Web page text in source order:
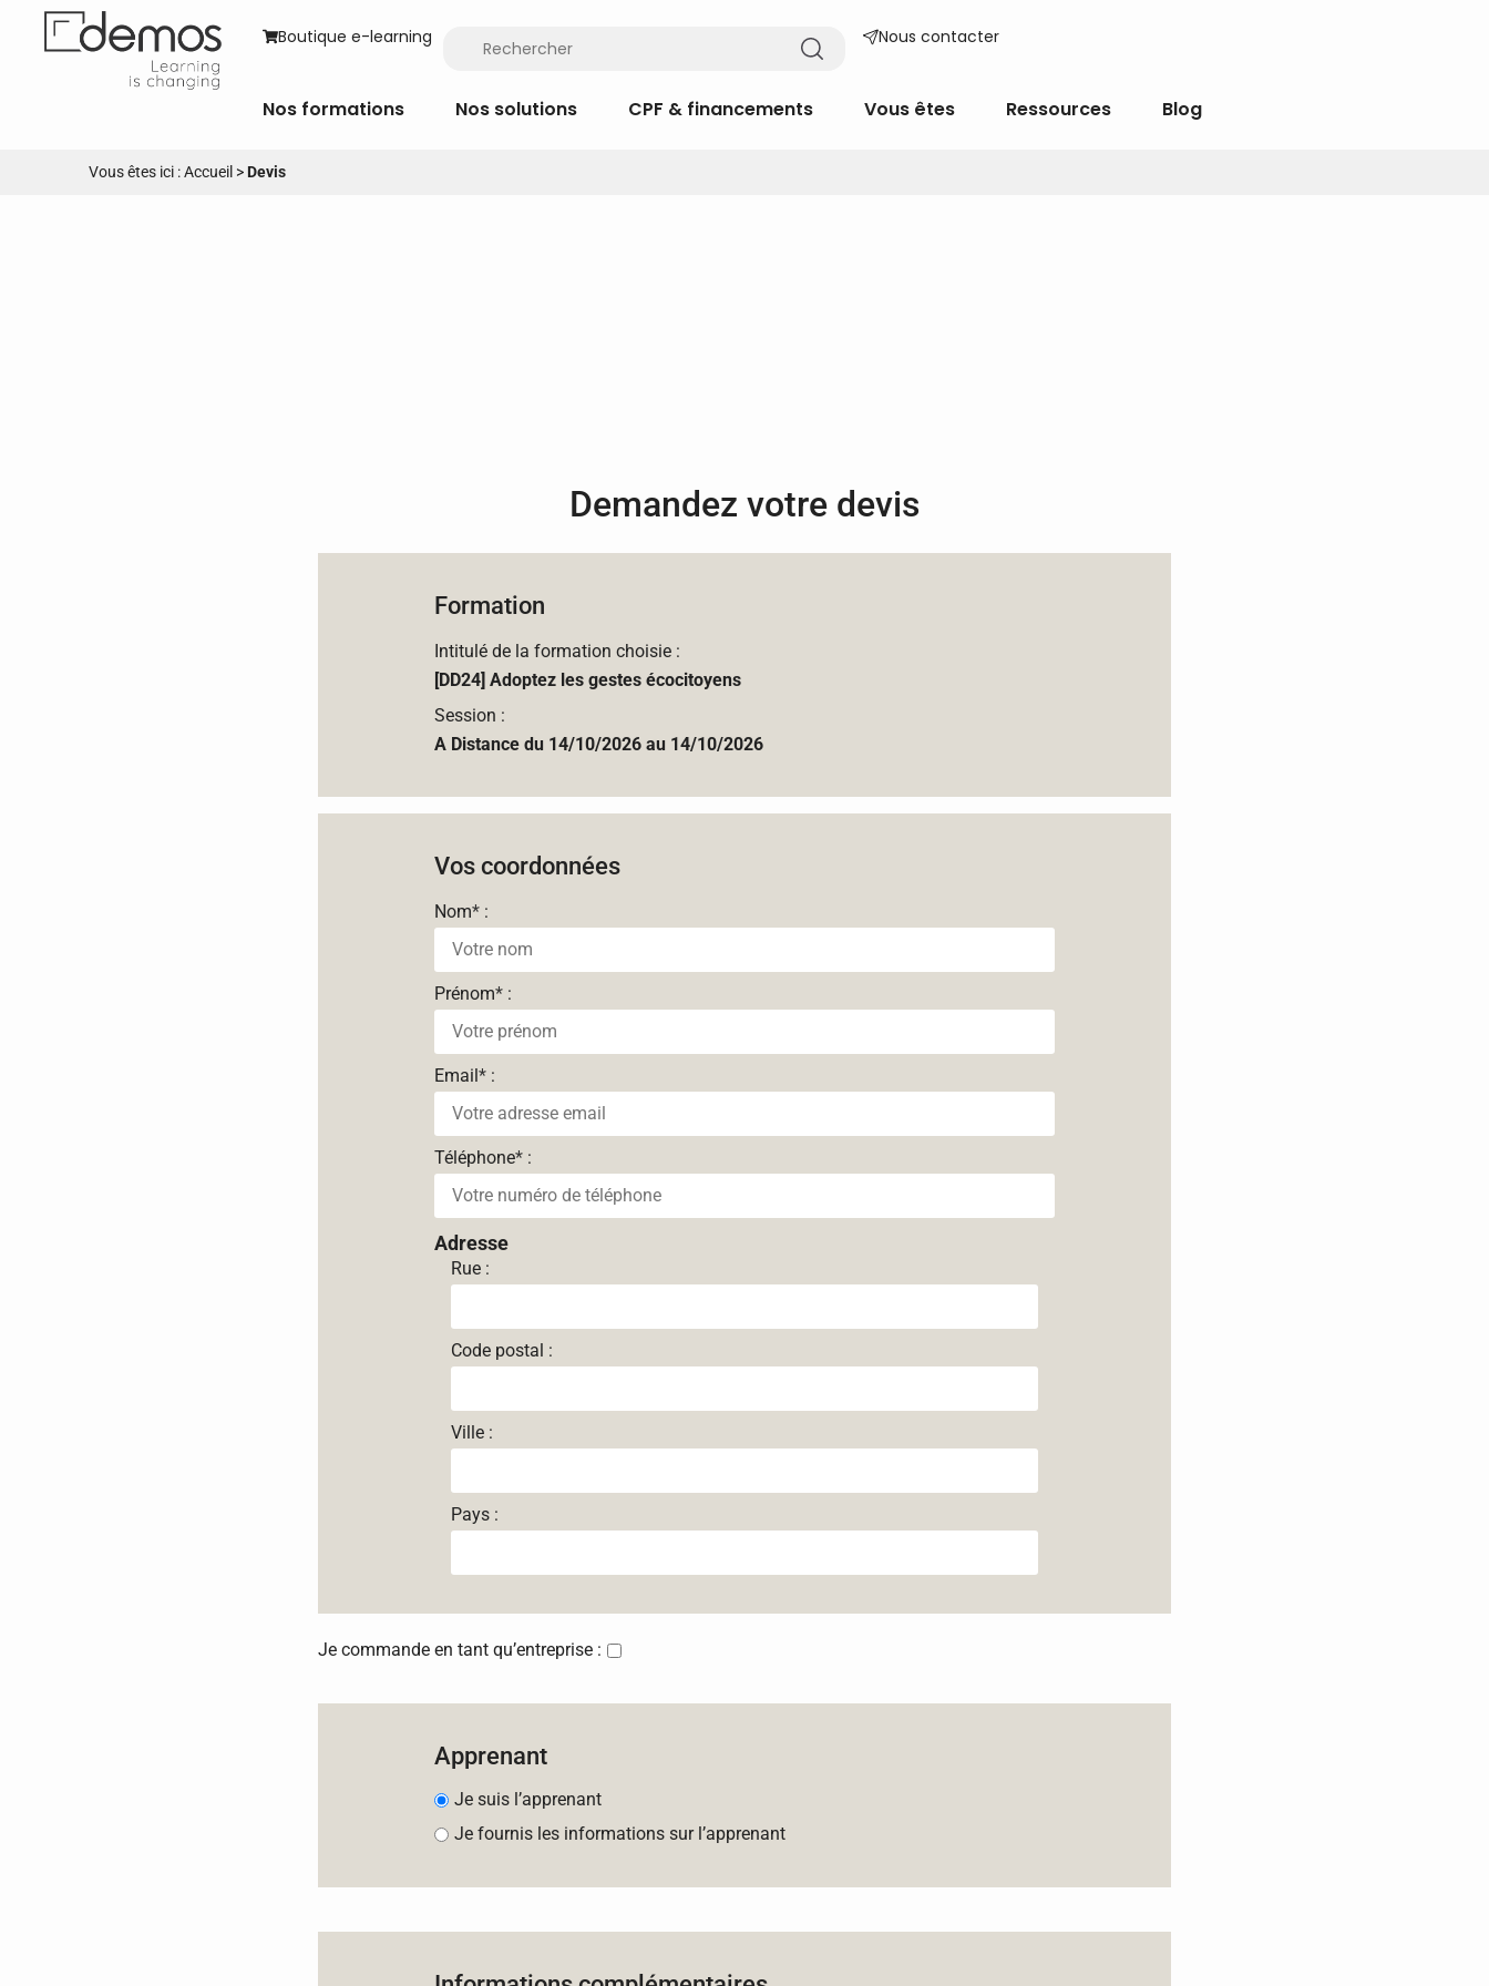
Boutique e-learning Nous contacter
Nos formations Nos solutions CPF & financements Vous êtes Ressources Blog
Vous êtes ici :Accueil >Devis
Demandez votre devis
Formation
Intitulé de la formation choisie :
[DD24] Adoptez les gestes écocitoyens
Session :
A Distance du 14/10/2026 au 14/10/2026
Vos coordonnées
Nom* :
Prénom* :
Email* :
Téléphone* :
Adresse
Rue :
Code postal :
Ville :
Pays :
Je commande en tant qu’entreprise :
Apprenant
Je suis l’apprenant
Je fournis les informations sur l’apprenant